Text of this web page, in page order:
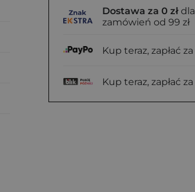
Dostawa za 0 zł dla
zamówień od 99 zł
Kup teraz, zapłać za
Kup teraz, zapłać za